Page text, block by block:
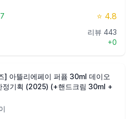
⭐ 4.8
리뷰 443
+0
] 아뜰리에페이 퍼퓸 30ml 데이오
정기획 (2025) (+핸드크림 30ml +